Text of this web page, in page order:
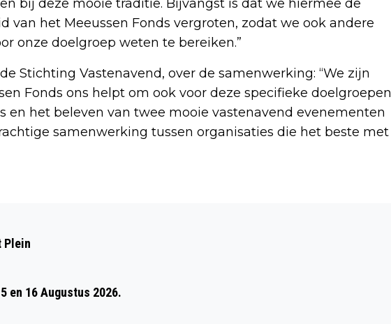
bij deze mooie traditie. Bijvangst is dat we hiermee de
van het Meeussen Fonds vergroten, zodat we ook andere
onze doelgroep weten te bereiken.”
Stichting Vastenavend, over de samenwerking: “We zijn
Fonds ons helpt om ook voor deze specifieke doelgroepen
en het beleven van twee mooie vastenavend evenementen
samenwerking tussen organisaties die het beste met
Plein
en 16 Augustus 2026.